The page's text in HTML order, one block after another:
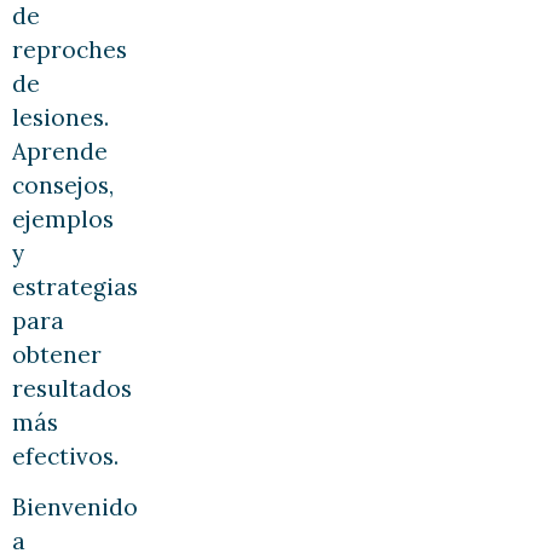
de
reproches
de
lesiones.
Aprende
consejos,
ejemplos
y
estrategias
para
obtener
resultados
más
efectivos.
Bienvenido
a